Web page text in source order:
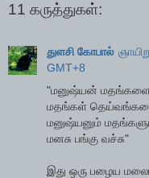
11 கருத்துகள்:
துளசி கோபால்
GMT+8
"மனுஷ்யன் மதங்களை
மதங்கள் தெய்வங்களை
மனுஷ்யனும்
மனசு பங்கு வச்சு"
இது ஒரு பழைய